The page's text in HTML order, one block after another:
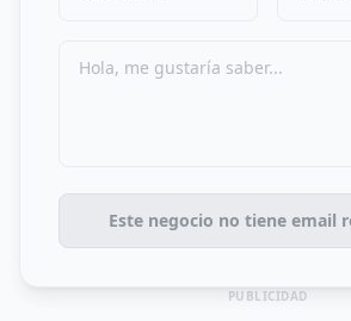
Este negocio no tiene email
PUBLICIDAD